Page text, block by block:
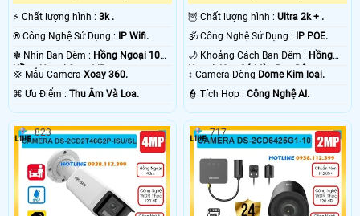
️⚡ Chất lượng hình : 3k .
®️ Công Nghệ Sử Dụng :
IP Wifi.
❃ Nhìn Ban Đêm : Hồng Ngoại 10m
Hồng Ngoại Smart IR.
💢 Mẫu Camera Xoay 360.
️⌘ Ưu Điểm : Thu Âm Và Loa.
🦉 Chất lượng hình :Ultra 2k + .
🕉️ Công Nghệ Sử Dụng :
IP POE.
🌙 Khoảng Cách Ban Đêm : Hồng
Ngoại 40m Có Màu Ban Ðêm.
↕️ Camera Dòng Dome Kim loại.
️👮 Tích Hợp :Công Nghệ AI.
823 717